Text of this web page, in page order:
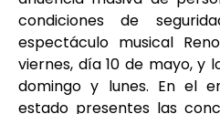
condiciones de
espectáculo musical
viernes, día 10 de mayo, y
domingo y lunes. En el
estado presentes las